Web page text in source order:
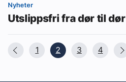
Nyheter
Utslippsfri fra dør til dør
1 2 3 4